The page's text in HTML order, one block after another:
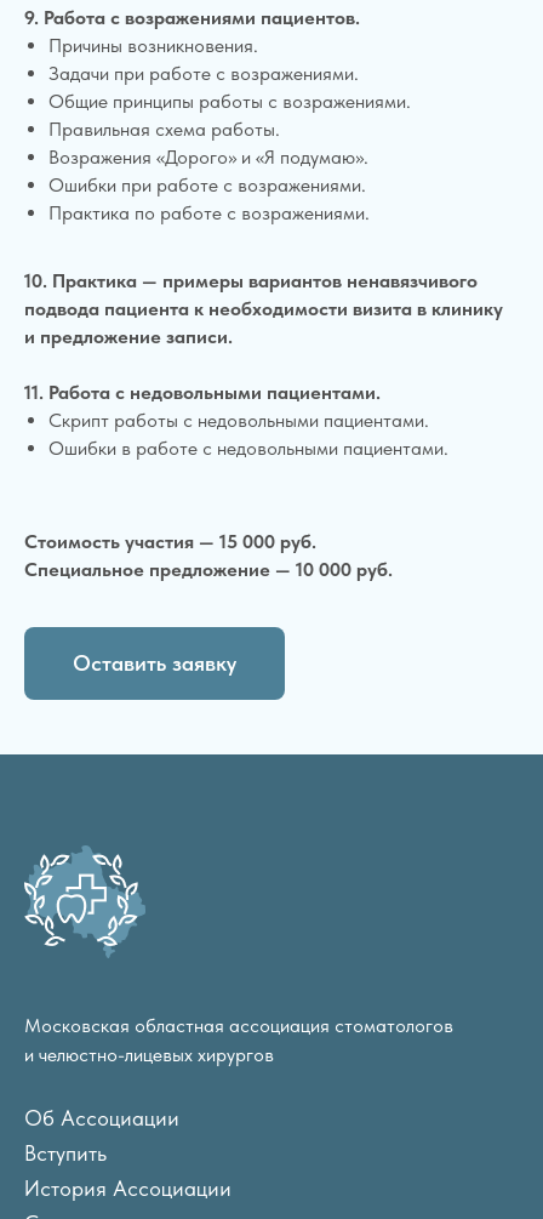
9. Работа с возражениями пациентов.
Причины возникновения.
Задачи при работе с возражениями.
Общие принципы работы с возражениями.
Правильная схема работы.
Возражения «Дорого» и «Я подумаю».
Ошибки при работе с возражениями.
Практика по работе с возражениями.
10. Практика — примеры вариантов ненавязчивого
подвода пациента к необходимости визита в клинику
и предложение записи.
11. Работа с недовольными пациентами.
Скрипт работы с недовольными пациентами.
Ошибки в работе с недовольными пациентами.
Стоимость участия — 15 000 руб.
Специальное предложение — 10 000 руб.
Оставить заявку
Московская областная ассоциация стоматологов
и челюстно-лицевых хирургов
Об Ассоциации
Вступить
История Ассоциации